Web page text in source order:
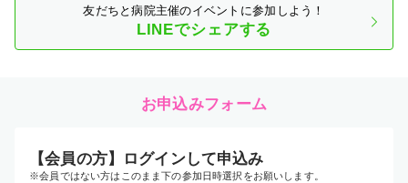
友だちと病院主催のイベントに参加しよう！
LINEでシェアする
お申込みフォーム
【会員の方】ログインして申込み
※会員ではない方はこのまま下の参加日時選択をお願いします。